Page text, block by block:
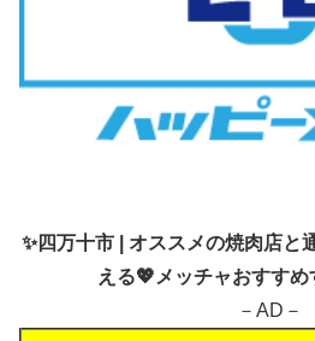
✨四万十市 | オススメの焼肉店と
える💖メッチャおすすめ
－AD－